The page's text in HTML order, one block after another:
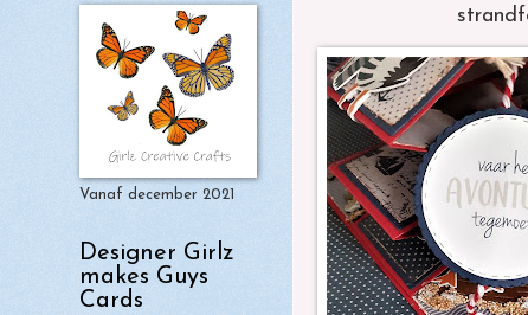
Vanaf december 2021
Designer Girlz
makes Guys
Cards